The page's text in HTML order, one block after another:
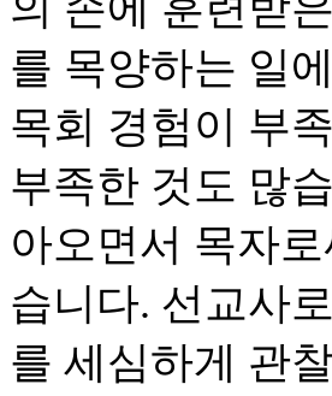
를 목양하는 일
목회 경험이 부
부족한 것도 많
아오면서 목자
습니다. 선교사
를 세심하게 관